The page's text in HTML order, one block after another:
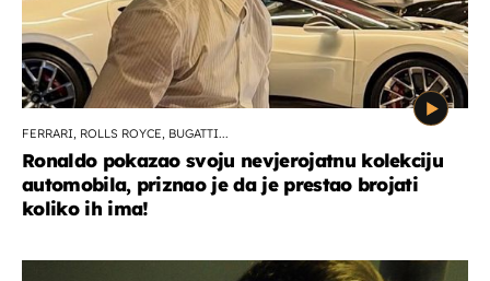
FERRARI, ROLLS ROYCE, BUGATTI...
Ronaldo pokazao svoju nevjerojatnu kolekciju
automobila, priznao je da je prestao brojati
koliko ih ima!